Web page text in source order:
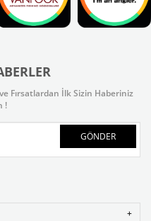
Fırsatlardan İlk Sizin Haberiniz
!
GÖNDER